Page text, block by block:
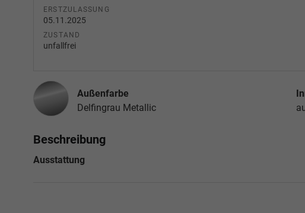
ERSTZULASSUNG
05.11.2025
ZUSTAND
unfallfrei
Außenfarbe
Delfingrau Metallic
Beschreibung
Ausstattung